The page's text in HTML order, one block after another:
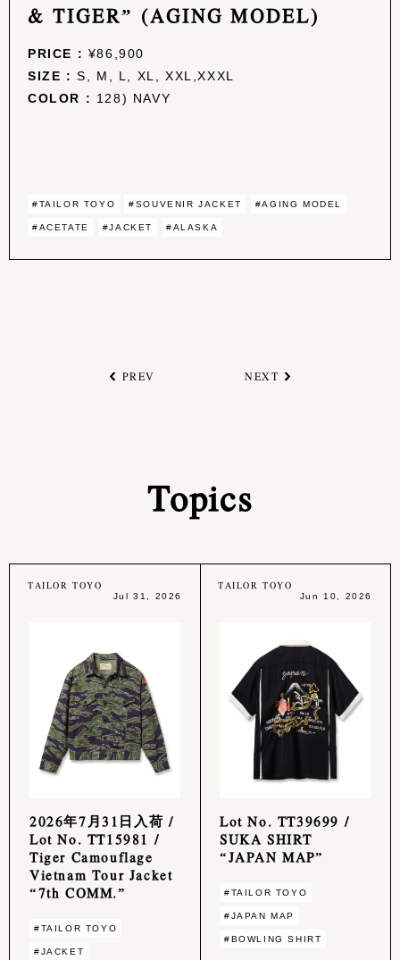
& TIGER” (AGING MODEL)
PRICE : ¥86,900
SIZE : S, M, L, XL, XXL,XXXL
COLOR : 128) NAVY
#TAILOR TOYO #SOUVENIR JACKET #AGING MODEL
#ACETATE #JACKET #ALASKA
PREV NEXT
Topics
TAILOR TOYO
Jul 31, 2026
2026年7月31日入荷 /
Lot No. TT15981 /
Tiger Camouflage
Vietnam Tour Jacket
“7th COMM.”
#TAILOR TOYO
#JACKET
TAILOR TOYO
Jun 10, 2026
Lot No. TT39699 /
SUKA SHIRT
“JAPAN MAP”
#TAILOR TOYO
#JAPAN MAP
#BOWLING SHIRT